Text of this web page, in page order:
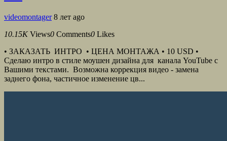
videomontager 8 лет ago
10.15K Views0 Comments0 Likes
• ЗАКАЗАТЬ ИНТРО • ЦЕНА МОНТАЖА • 10 USD •
Сделаю интро в стиле моушен дизайна для канала YouTube с
Вашими текстами. Возможна коррекция видео - замена
заднего фона, частичное изменение цв...